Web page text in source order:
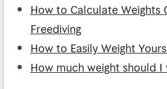
How to Calculate
Freediving
How to Easily Weight
How much weight should I